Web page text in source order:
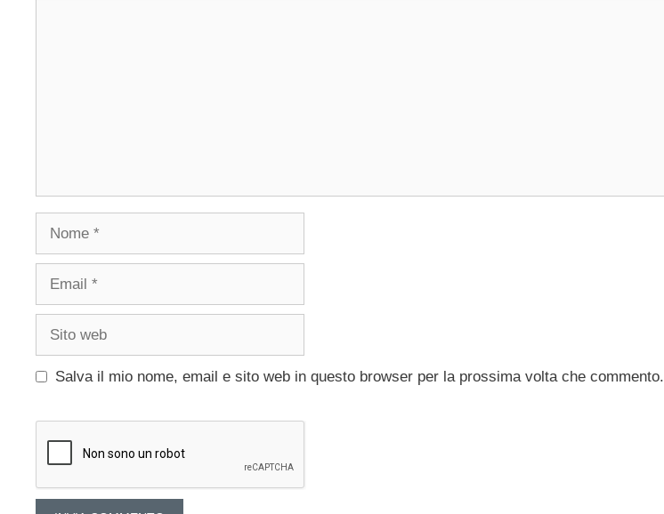
Nome
Email
Sito
Salva il mio nome, email e sito web in questo browser per la prossima volta che commento.